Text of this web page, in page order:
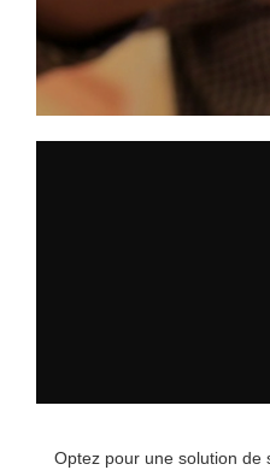
Optez pour une solution de